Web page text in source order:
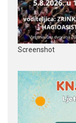
Screenshot